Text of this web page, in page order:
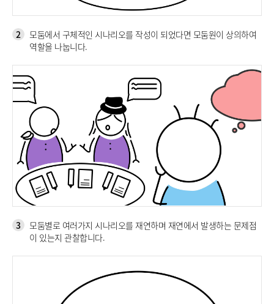
2
모둠에서 구체적인 시나리오를 작성이 되었다면 모둠원이 상의하여
역할을 나눕니다.
3
모둠별로 여러가지 시나리오를 재연하며 재연에서 발생하는 문제점
이 있는지 관찰합니다.